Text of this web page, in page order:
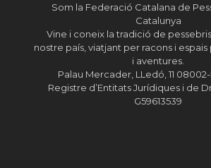
Som la Federació Catalana de
Catalunya
Vine i coneix la tradició de
nostre país, viatjant per racons i
i aventures.
Palau Mercader, LLedó, 11
Registre d’Entitats Jurídiques i de
G59613539